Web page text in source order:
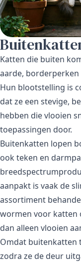
Katten die buiten
aarde,
Hun blootstelling is
dat ze een stevige,
hebben die vlooien
toepassingen door.
Buitenkatten lopen
ook teken en
aanpakt is vaak de
assortiment
wormen voor katten
dan alleen vlooien
Omdat buitenkatten
zodra ze de deur